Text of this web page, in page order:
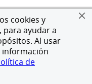
cookies y
ayudar a
Al usar
información
de